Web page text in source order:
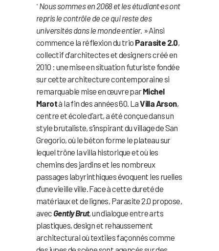
« Nous sommes en 2068 et les étudiant·es ont
repris le contrôle de ce qui reste des
universités dans le monde entier. » Ainsi
commence la réflexion du trio Parasite 2.0,
collectif d’architectes et designers créé en
2010 : une mise en situation futuriste fondée
sur cette architecture contemporaine si
remarquable mise en œuvre parMichel
Marotà la fin des années 60. LaVilla Arson,
centre et école d’art, a été conçue dans un
style brutaliste, s’inspirant du village de San
Gregorio, où le béton forme le plateau sur
lequel trône la villa historique et où les
chemins des jardins et les nombreux
passages labyrinthiques évoquent les ruelles
d’une vieille ville. Face à cette dureté de
matériaux et de lignes, Parasite 2.0 propose,
avec Gently Brut, un dialogue entre arts
plastiques, design et rehaussement
architectural où textiles façonnés comme